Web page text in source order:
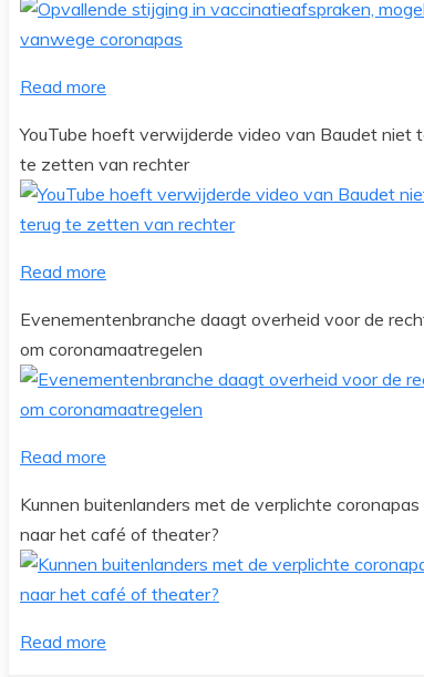
Read more
YouTube hoeft verwijderde video van Baudet niet
te zetten van rechter
Read more
Evenementenbranche daagt overheid voor de
om coronamaatregelen
Read more
Kunnen buitenlanders met de verplichte coronapas
naar het café of theater?
Read more